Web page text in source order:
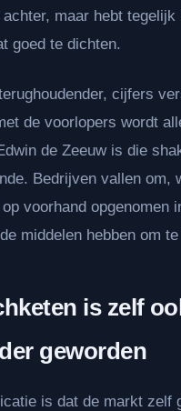
maar hebt tegelijk
goed te dichten.
cijfers
de voorlopers wordt
de Zeeuw is die
Bedrijven vallen om,
voorhand opgenomen
middelen hebben om
is zelf
geworden
is dat de markt zelf